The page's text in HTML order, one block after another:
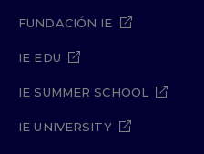
FUNDACIÓN IE
IE EDU
IE SUMMER SCHOOL
IE UNIVERSITY